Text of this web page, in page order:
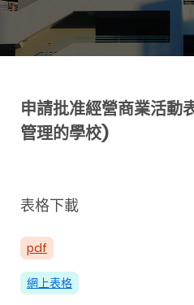
申請批准經營商業活動
管理的學校)
表格下載
pdf
網上表格